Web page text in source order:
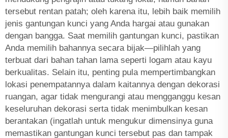
tersebut rentan patah; oleh karena itu, lebih baik memilih
jenis gantungan kunci yang Anda hargai atau gunakan
dengan bangga. Saat memilih gantungan kunci, pastikan
Anda memilih bahannya secara bijak—pilihlah yang
terbuat dari bahan tahan lama seperti logam atau kayu
berkualitas. Selain itu, penting pula mempertimbangkan
lokasi penempatannya dalam kaitannya dengan dekorasi
ruangan, agar tidak mengurangi atau mengganggu kesan
keseluruhan dekorasi serta tidak menimbulkan kesan
berantakan (ingatlah untuk mengukur dimensinya guna
memastikan gantungan kunci tersebut pas dan tampak